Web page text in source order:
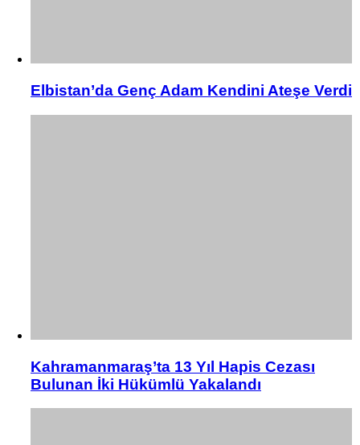
Elbistan’da Genç Adam Kendini Ateşe Verdi
Kahramanmaraş’ta 13 Yıl Hapis Cezası
Bulunan İki Hükümlü Yakalandı